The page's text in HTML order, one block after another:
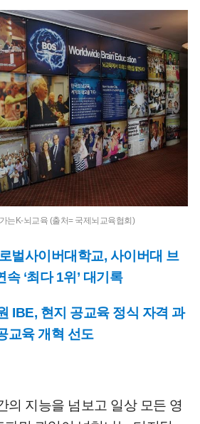
는K-뇌교육 (출처= 국제뇌교육협회)
벌사이버대학교, 사이버대 브
‘최다 1위’ 대기록
IBE, 현지 공교육 정식 자격 과
교육 개혁 선도
의 지능을 넘보고 일상 모든 영